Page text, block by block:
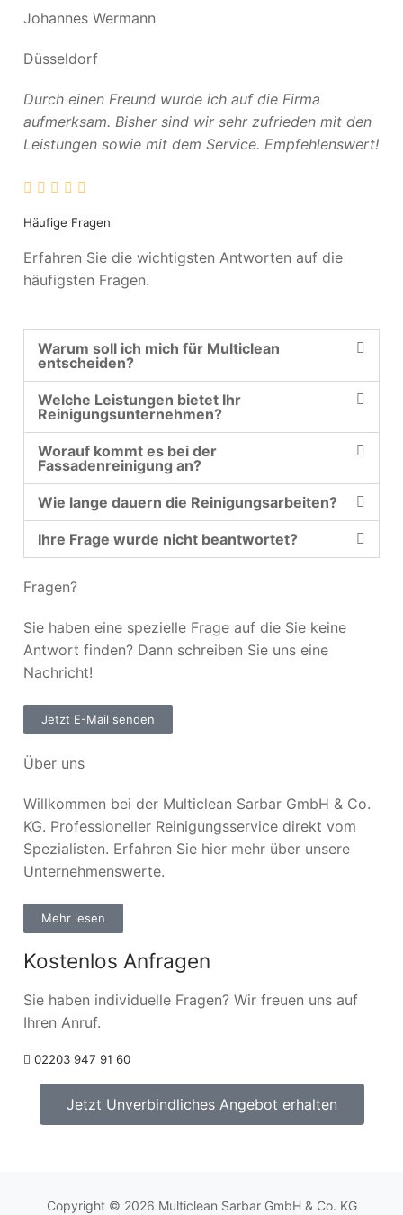
Johannes Wermann
Düsseldorf
Durch einen Freund wurde ich auf die Firma
aufmerksam. Bisher sind wir sehr zufrieden mit den
Leistungen sowie mit dem Service. Empfehlenswert!
Häufige Fragen
Erfahren Sie die wichtigsten Antworten auf die
häufigsten Fragen.
Warum soll ich mich für Multiclean
entscheiden?
Welche Leistungen bietet Ihr
Reinigungsunternehmen?
Worauf kommt es bei der
Fassadenreinigung an?
Wie lange dauern die Reinigungsarbeiten?
Ihre Frage wurde nicht beantwortet?
Fragen?
Sie haben eine spezielle Frage auf die Sie keine
Antwort finden? Dann schreiben Sie uns eine
Nachricht!
Jetzt E-Mail senden
Über uns
Willkommen bei der Multiclean Sarbar GmbH & Co.
KG. Professioneller Reinigungsservice direkt vom
Spezialisten. Erfahren Sie hier mehr über unsere
Unternehmenswerte.
Mehr lesen
Kostenlos Anfragen
Sie haben individuelle Fragen? Wir freuen uns auf
Ihren Anruf.
02203 947 91 60
Jetzt Unverbindliches Angebot erhalten
Copyright © 2026 Multiclean Sarbar GmbH & Co. KG